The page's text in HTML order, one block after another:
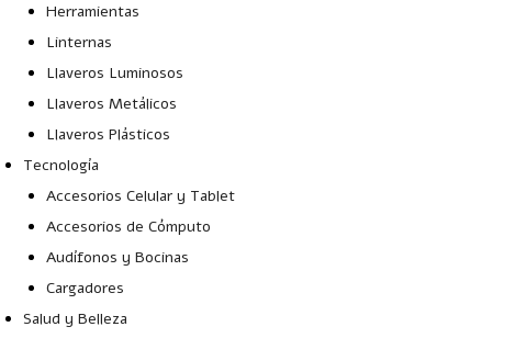
Herramientas
Linternas
Llaveros Luminosos
Llaveros Metálicos
Llaveros Plásticos
Tecnología
Accesorios Celular y Tablet
Accesorios de Cómputo
Audífonos y Bocinas
Cargadores
Salud y Belleza